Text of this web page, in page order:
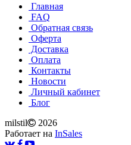
Главная
FAQ
Обратная связь
Оферта
Доставка
Оплата
Контакты
Новости
Личный кабинет
Блог
milstil
2026
Работает на InSales